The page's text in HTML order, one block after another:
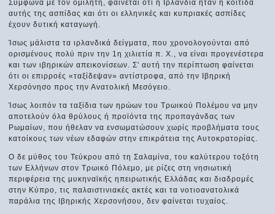
Σύμφωνα με τον ομιλητή, φαίνεται ότι η Ιρλανδία ήταν η κοιτίδα
αυτής της ασπίδας και ότι οι ελληνικές και κυπριακές ασπίδες
έχουν δυτική καταγωγή.
Ίσως μάλιστα τα ιρλανδικά δείγματα, που χρονολογούνται από
ορισμένους πολύ πριν την 1η χιλιετία π. Χ., να είναι προγενέστερα
και των ιβηρικών απεικονίσεων. Σ' αυτή την περίπτωση φαίνεται
ότι οι επιρροές «ταξίδεψαν» αντίστροφα, από την Ιβηρική
Χερσόνησο προς την Ανατολική Μεσόγειο.
Ίσως λοιπόν τα ταξίδια των ηρώων του Τρωικού Πολέμου να μην
αποτελούν όλα θρύλους ή προϊόντα της προπαγάνδας των
Ρωμαίων, που ήθελαν να ενσωματώσουν χωρίς προβλήματα τους
κατοίκους των νέων εδαφών στην επικράτεια της Αυτοκρατορίας.
Ο δε μύθος του Τεύκρου από τη Σαλαμίνα, του καλύτερου τοξότη
των Ελλήνων στον Τρωικό Πόλεμο, με ρίζες στη νησιωτική
περιφέρεια της μυκηναϊκής ηπειρωτικής Ελλάδας και διαδρομές
στην Κύπρο, τις παλαιστινιακές ακτές και τα νοτιοανατολικά
παράλια της Ιβηρικής Χερσονήσου, δεν φαίνεται τυχαίος.